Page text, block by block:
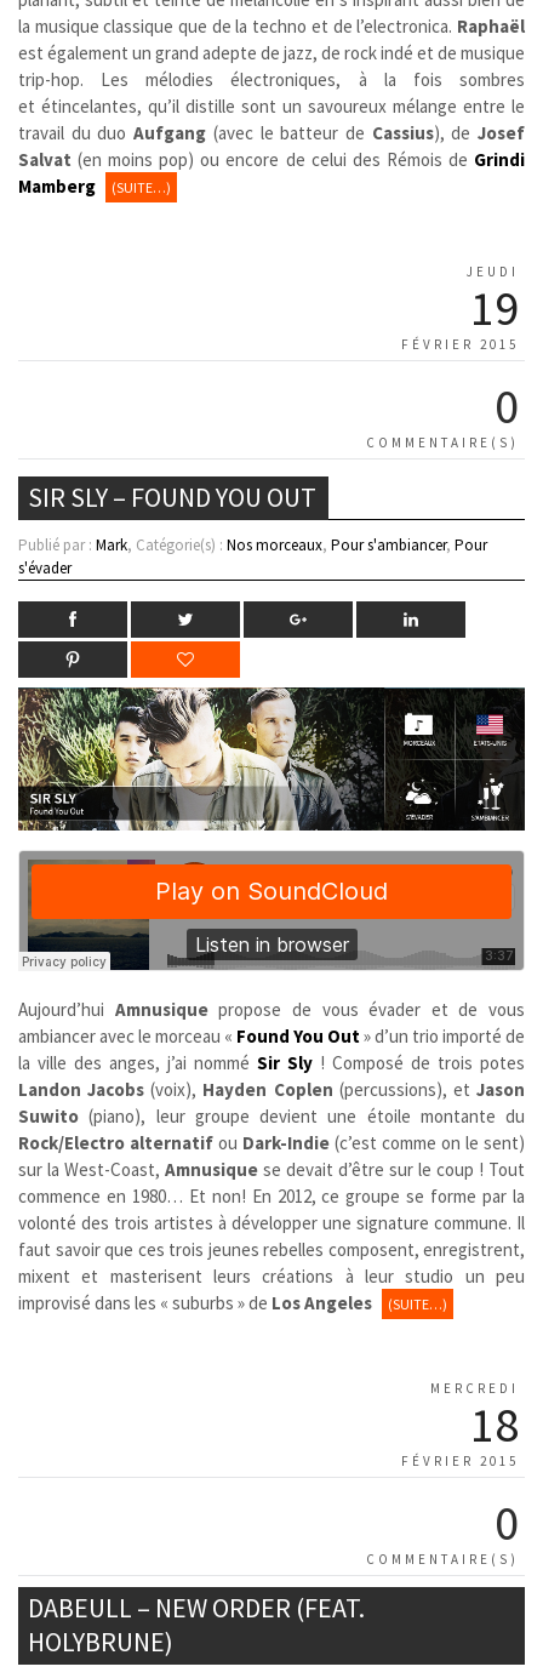
la musique classique que de la techno et de l’electronica. Raphaël
est également un grand adepte de jazz, de rock indé et de musique
trip-hop. Les mélodies électroniques, à la fois sombres
et étincelantes, qu’il distille sont un savoureux mélange entre le
travail du duoAufgang (avec le batteur de Cassius), deJosef
Salvat (en moins pop) ou encore de celui des Rémois de Grindi
Mamberg
(SUITE…)
JEUDI
19
FÉVRIER 2015
0
COMMENTAIRE(S)
SIR SLY – FOUND YOU OUT
Publié par : Mark, Catégorie(s) : Nos morceaux, Pour s'ambiancer, Pour
s'évader
Aujourd’hui Amnusiquepropose de vous évader et de vous
ambiancer avec le morceau « Found You Out» d’un trio importé de
la ville des anges, j’ai nommé Sir Sly ! Composé de trois potes
Landon Jacobs (voix), Hayden Coplen (percussions), etJason
Suwito (piano), leur groupe devient une étoile montante du
Rock/Electro alternatif ou Dark-Indie (c’est comme on le sent)
sur la West-Coast, Amnusique se devait d’être sur le coup ! Tout
commence en 1980… Et non! En 2012, ce groupe se forme par la
volonté des trois artistes à développer une signature commune. Il
faut savoir que ces trois jeunes rebelles composent, enregistrent,
mixent et masterisent leurs créations à leur studio un peu
improvisé dans les « suburbs » de Los Angeles (SUITE…)
MERCREDI
18
FÉVRIER 2015
0
COMMENTAIRE(S)
DABEULL – NEW ORDER (FEAT.
HOLYBRUNE)